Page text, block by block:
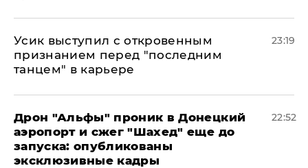
Усик выступил с откровенным
признанием перед "последним
танцем" в карьере
23:19
Дрон "Альфы" проник в Донецкий
аэропорт и сжег "Шахед" еще до
запуска: опубликованы
эксклюзивные кадры
22:52